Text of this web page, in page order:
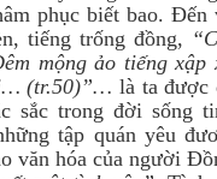
phục biết bao. Đến
tiếng trống đồng,
mộng ảo tiếng xập
(tr.50)”… là ta được
sắc trong đời sống
tập quán yêu
văn hóa của người